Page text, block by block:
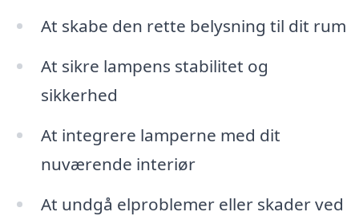
At skabe den rette belysning til dit rum
At sikre lampens stabilitet og
sikkerhed
At integrere lamperne med dit
nuværende interiør
At undgå elproblemer eller skader ved